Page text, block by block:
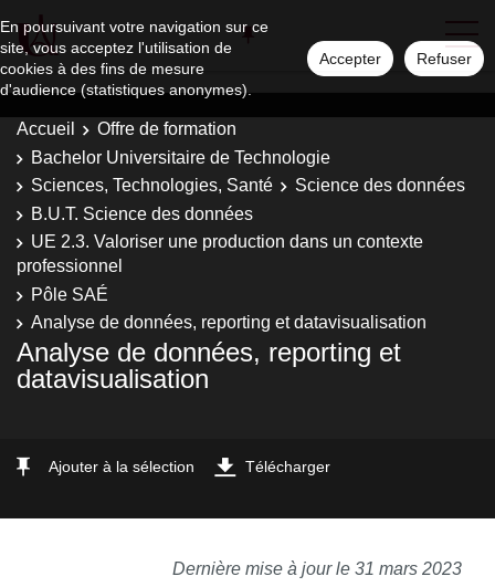
En poursuivant votre navigation sur ce
site, vous acceptez l'utilisation de
cookies à des fins de mesure
d'audience (statistiques anonymes).
Accepter Refuser
Accueil
Offre de formation
Bachelor Universitaire de Technologie
Sciences, Technologies, Santé
Science des données
B.U.T. Science des données
UE 2.3. Valoriser une production dans un contexte
professionnel
Pôle SAÉ
Analyse de données, reporting et datavisualisation
Analyse de données, reporting et
datavisualisation
Ajouter à la sélection Télécharger
Dernière mise à jour le 31 mars 2023